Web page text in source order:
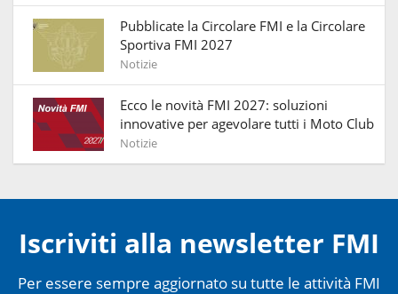
Pubblicate la Circolare FMI e la Circolare
Sportiva FMI 2027
Notizie
Ecco le novità FMI 2027: soluzioni
innovative per agevolare tutti i Moto Club
Notizie
Iscriviti alla newsletter FMI
Per essere sempre aggiornato su tutte le attività FMI